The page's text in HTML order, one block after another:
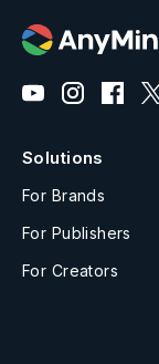
Solutions
For Brands
For Publishers
For Creators